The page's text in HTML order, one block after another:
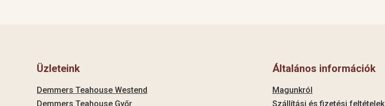
Üzleteink
Demmers Teahouse Westend
Demmers Teahouse Győr
Általános információk
Magunkról
Szállítási és fizetési feltételek